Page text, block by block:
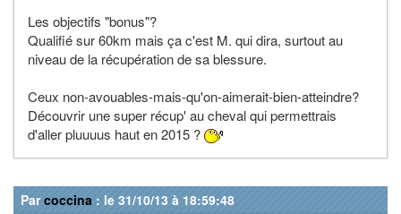
Les objectifs "bonus"?
Qualifié sur 60km mais ça c'est M. qui dira, surtout au
niveau de la récupération de sa blessure.
Ceux non-avouables-mais-qu'on-aimerait-bien-atteindre?
Découvrir une super récup' au cheval qui permettrais
d'aller pluuuus haut en 2015 ?
Parcoccina : le 31/10/13 à 18:59:48